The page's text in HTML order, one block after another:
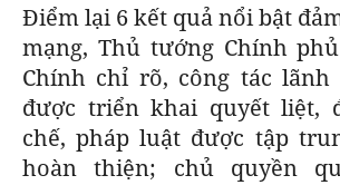
Điểm lại 6 kết quả nổi bật
mạng, Thủ tướng Chính
Chính chỉ rõ, công tác lãnh
được triển khai quyết liệt,
chế, pháp luật được tập
hoàn thiện; chủ quyền